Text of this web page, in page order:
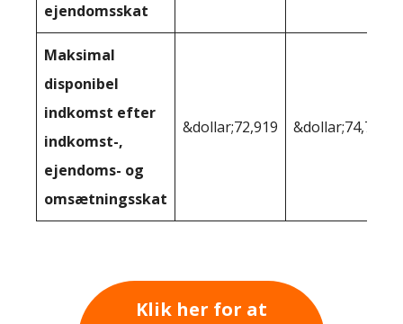
ejendomsskat
Maksimal
disponibel
indkomst efter
indkomst-,
ejendoms- og
omsætningsskat
&dollar;72,919 &dollar;74,718
Klik her for at